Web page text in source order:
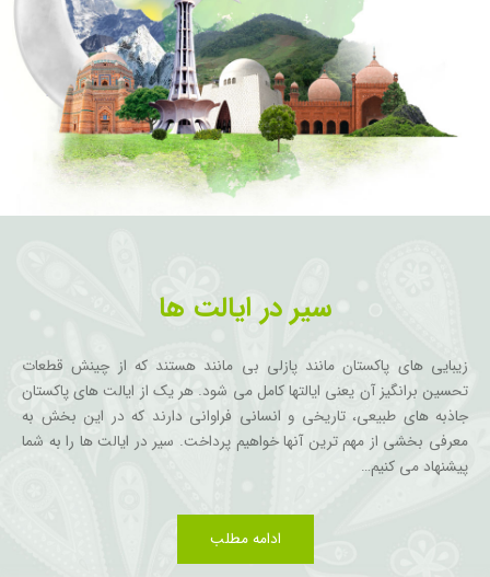
سیر در ایالت ها
زیبایی های پاکستان مانند پازلی بی مانند هستند که از چینش قطعات
تحسین برانگیز آن یعنی ایالتها کامل می شود. هر یک از ایالت های پاکستان
جاذبه های طبیعی، تاریخی و انسانی فراوانی دارند که در این بخش به
معرفی بخشی از مهم ترین آنها خواهیم پرداخت. سیر در ایالت ها را به شما
پیشنهاد می کنیم…
ادامه مطلب